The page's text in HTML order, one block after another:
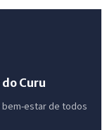
Curu
estar de todos